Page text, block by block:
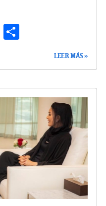
E
ar
tir
LEER MÁS »